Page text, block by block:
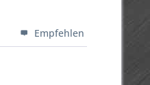
Empfehlen